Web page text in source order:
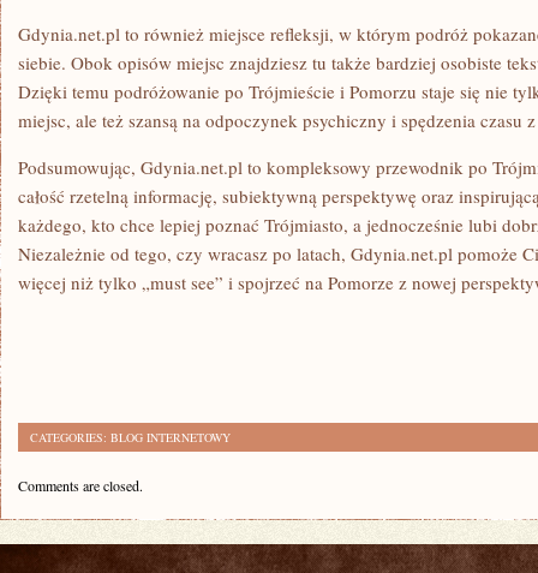
Gdynia.net.pl to również miejsce refleksji, w którym podróż
siebie. Obok opisów miejsc znajdziesz tu także bardziej osobiste
Dzięki temu podróżowanie po Trójmieście i Pomorzu staje się nie
miejsc, ale też szansą na odpoczynek psychiczny i spędzenia czasu
Podsumowując, Gdynia.net.pl to kompleksowy przewodnik po
całość rzetelną informację, subiektywną perspektywę oraz
każdego, kto chce lepiej poznać Trójmiasto, a jednocześnie lubi
Niezależnie od tego, czy wracasz po latach, Gdynia.net.pl pomoże
więcej niż tylko „must see” i spojrzeć na Pomorze z nowej
CATEGORIES: BLOG INTERNETOWY
Comments are closed.